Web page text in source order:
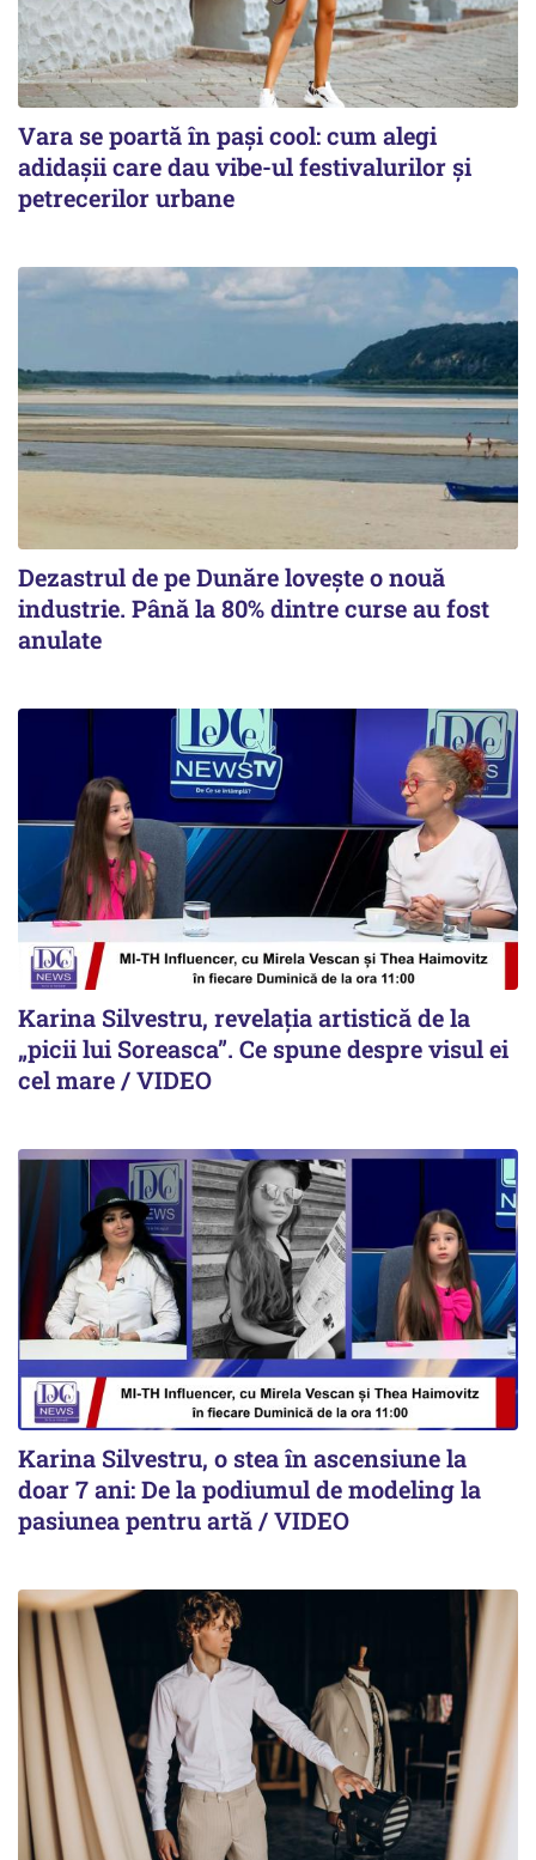
Vara se poartă în pași cool: cum alegi
adidașii care dau vibe-ul festivalurilor și
petrecerilor urbane
Dezastrul de pe Dunăre lovește o nouă
industrie. Până la 80% dintre curse au fost
anulate
Karina Silvestru, revelația artistică de la
„picii lui Soreasca”. Ce spune despre visul ei
cel mare / VIDEO
Karina Silvestru, o stea în ascensiune la
doar 7 ani: De la podiumul de modeling la
pasiunea pentru artă / VIDEO